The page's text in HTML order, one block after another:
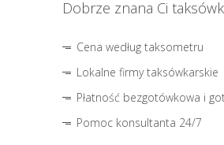
Dobrze znana Ci
Cena według taksometru
Lokalne firmy taksówkarskie
Płatność bezgotówkowa i
Pomoc konsultanta 24/7